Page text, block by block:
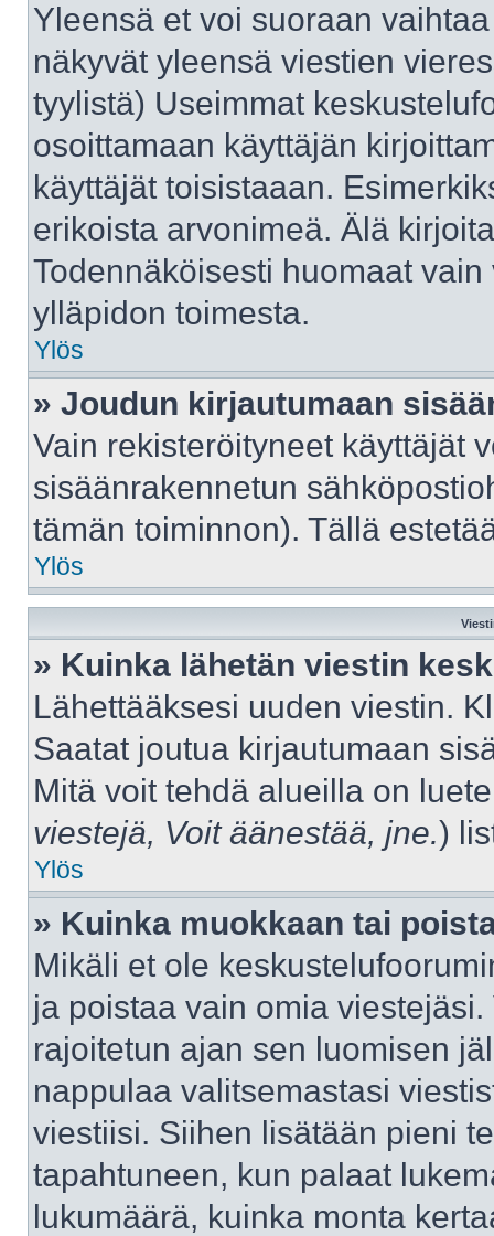
Yleensä et voi suoraan
näkyvät yleensä viestien
tyylistä) Useimmat
osoittamaan käyttäjän
käyttäjät toisistaaan.
erikoista arvonimeä. Älä
Todennäköisesti huomaat
ylläpidon toimesta.
Ylös
» Joudun kirjautumaan
Vain rekisteröityneet käyttäjät
sisäänrakennetun
tämän toiminnon). Tällä
Ylös
» Kuinka lähetän viestin
Lähettääksesi uuden viestin.
Saatat joutua kirjautumaan
Mitä voit tehdä alueilla on
viestejä, Voit äänestää, jne.)
Ylös
» Kuinka muokkaan tai
Mikäli et ole
ja poistaa vain omia
rajoitetun ajan sen luomisen
nappulaa valitsemastasi
viestiisi. Siihen lisätään pieni
tapahtuneen, kun palaat
lukumäärä, kuinka monta